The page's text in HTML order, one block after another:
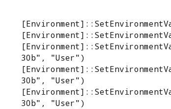
30b", "User")
30b", "User")
30b", "User")